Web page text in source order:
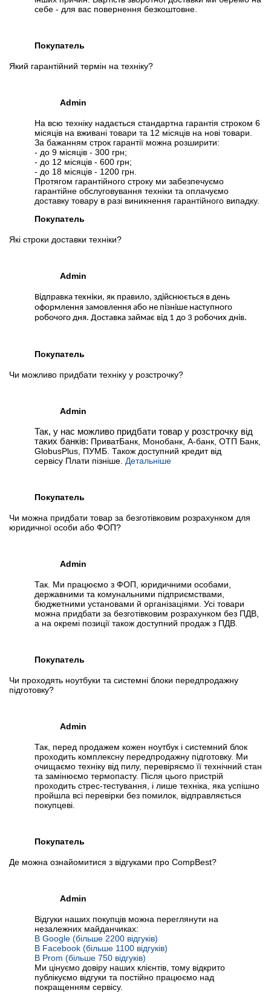
себе - для вас повернення безкоштовне.
Покупатель
Який гарантійний термін на техніку?
Admin
На всю техніку надається стандартна гарантія строком 6
місяців на вживані товари та 12 місяців на нові товари.
За бажанням строк гарантії можна розширити:
- до 9 місяців - 300 грн;
- до 12 місяців - 600 грн;
- до 18 місяців - 1200 грн.
Протягом гарантійного строку ми забезпечуємо
гарантійне обслуговування техніки та оплачуємо
доставку товару в разі виникнення гарантійного випадку.
Покупатель
Які строки доставки техніки?
Admin
Відправка техніки, як правило, здійснюється в день
оформлення замовлення або не пізніше наступного
робочого дня. Доставка займає від 1 до 3 робочих днів.
Покупатель
Чи можливо придбати техніку у розстрочку?
Admin
Так, у нас можливо придбати товар у розстрочку від
таких банків: ПриватБанк, Монобанк, А-банк, ОТП Банк,
GlobusPlus, ПУМБ. Також доступний кредит від
сервісу Плати пізніше. Детальніше
Покупатель
Чи можна придбати товар за безготівковим розрахунком для
юридичної особи або ФОП?
Admin
Так. Ми працюємо з ФОП, юридичними особами,
державними та комунальними підприємствами,
бюджетними установами й організаціями. Усі товари
можна придбати за безготівковим розрахунком без ПДВ,
а на окремі позиції також доступний продаж з ПДВ.
Покупатель
Чи проходять ноутбуки та системні блоки передпродажну
підготовку?
Admin
Так, перед продажем кожен ноутбук і системний блок
проходить комплексну передпродажну підготовку. Ми
очищаємо техніку від пилу, перевіряємо її технічний стан
та замінюємо термопасту. Після цього пристрій
проходить стрес-тестування, і лише техніка, яка успішно
пройшла всі перевірки без помилок, відправляється
покупцеві.
Покупатель
Де можна ознайомитися з відгуками про CompBest?
Admin
Відгуки наших покупців можна переглянути на
незалежних майданчиках:
В Google (більше 2200 відгуків)
В Facebook (більше 1100 відгуків)
В Prom (більше 750 відгуків)
Ми цінуємо довіру наших клієнтів, тому відкрито
публікуємо відгуки та постійно працюємо над
покращенням сервісу.